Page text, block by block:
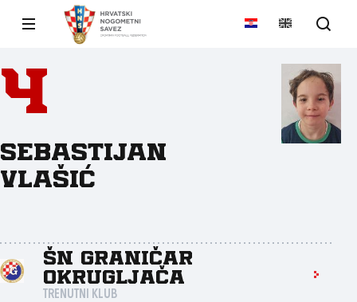
4
Sebastijan
Vlašić
ŠN Graničar
Okrugljača
TRENUTNI KLUB